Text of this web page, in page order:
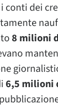
conti dei
8 milioni
6,5 milioni